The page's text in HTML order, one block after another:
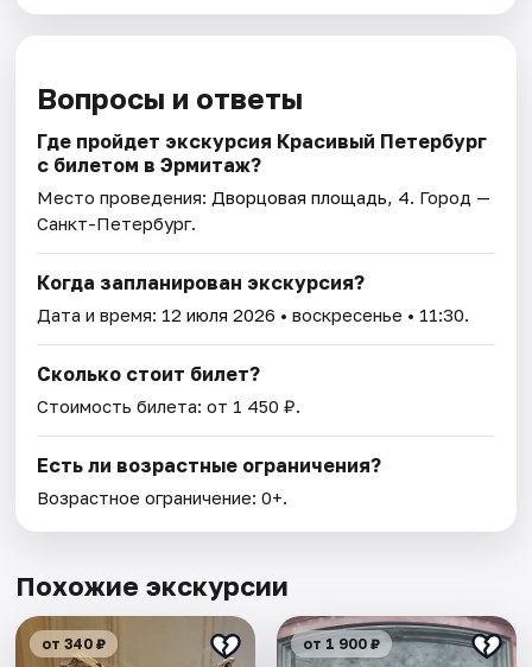
Вопросы и ответы
Где пройдет экскурсия Красивый Петербург
с билетом в Эрмитаж?
Место проведения: Дворцовая площадь, 4. Город —
Санкт-Петербург.
Когда запланирован экскурсия?
Дата и время: 12 июля 2026 • воскресенье • 11:30.
Сколько стоит билет?
Стоимость билета: от 1 450 ₽.
Есть ли возрастные ограничения?
Возрастное ограничение: 0+.
Похожие экскурсии
от 340 ₽ от 1 900 ₽